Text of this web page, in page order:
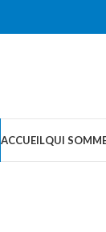
ACCUEILQUI